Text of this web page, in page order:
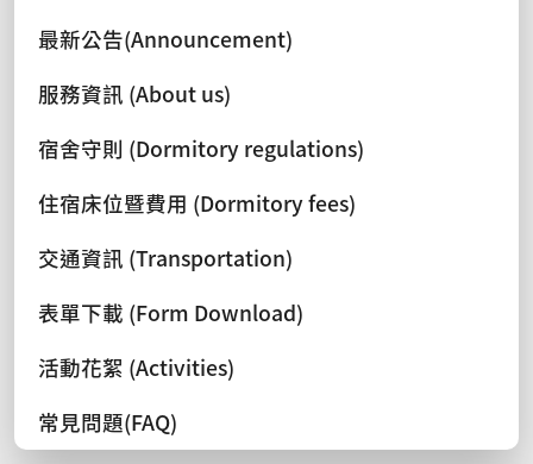
最新公告(Announcement)
服務資訊 (About us)
宿舍守則 (Dormitory regulations)
住宿床位暨費用 (Dormitory fees)
交通資訊 (Transportation)
表單下載 (Form Download)
活動花絮 (Activities)
常見問題(FAQ)